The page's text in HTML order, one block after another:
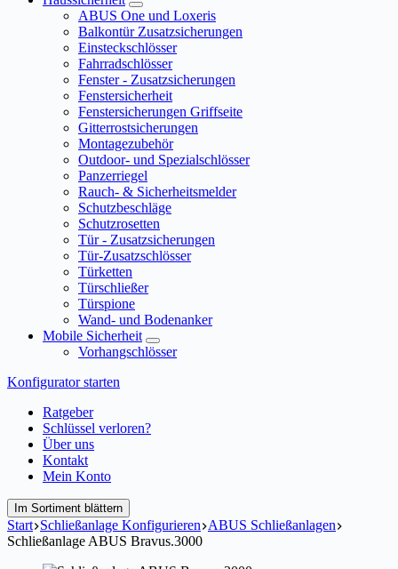
ABUS One und Loxeris
Balkontür Zusatzsicherungen
Einsteckschlösser
Fahrradschlösser
Fenster - Zusatzsicherungen
Fenstersicherheit
Fenstersicherungen Griffseite
Gitterrostsicherungen
Montagezubehör
Outdoor- und Spezialschlösser
Panzerriegel
Rauch- & Sicherheitsmelder
Schutzbeschläge
Schutzrosetten
Tür - Zusatzsicherungen
Tür-Zusatzschlösser
Türketten
Türschließer
Türspione
Wand- und Bodenanker
Mobile Sicherheit
Vorhangschlösser
Konfigurator starten
Ratgeber
Schlüssel verloren?
Über uns
Kontakt
Mein Konto
Im Sortiment blättern
Start Schließanlage Konfigurieren ABUS Schließanlagen
Schließanlage ABUS Bravus.3000